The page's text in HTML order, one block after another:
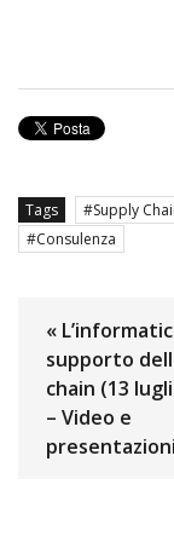
Tags Supply
Consulenza
«
supporto
chain (13
– Video e
presentazioni